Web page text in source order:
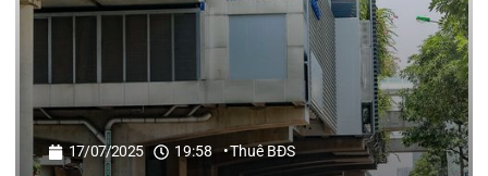
17/07/2025 19:58 •Thuê BĐS